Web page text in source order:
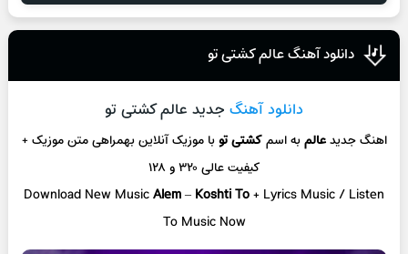
دانلود آهنگ عالم کشتی تو
دانلود آهنگ جدید عالم کشتی تو
اهنگ جدیدعالمبه اسمکشتی توبا موزیک آنلاینبهمراهی متن موزیک +
کیفیت عالی ۳۲۰ و ۱۲۸
Download New MusicAlem– Koshti To+ Lyrics Music / Listen
To Music Now